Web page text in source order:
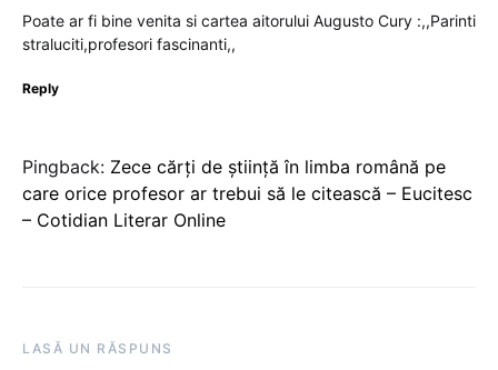
Poate ar fi bine venita si cartea aitorului Augusto Cury :,,Parinti
straluciti,profesori fascinanti,,
Reply
Pingback: Zece cărți de știință în limba română pe
care orice profesor ar trebui să le citească – Eucitesc
– Cotidian Literar Online
LASĂ UN RĂSPUNS